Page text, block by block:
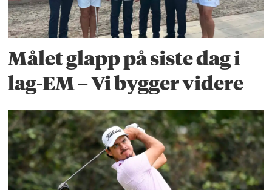
Målet glapp på siste dag i
lag-EM – Vi bygger videre